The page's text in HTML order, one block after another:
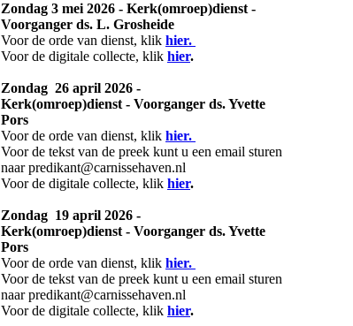
Zondag 3 mei 2026 - Kerk(omroep)dienst -
Voorganger ds. L. Grosheide
Voor de orde van dienst, klik hier.
Voor de digitale collecte, klik hier.
Zondag 26 april 2026 -
Kerk(omroep)dienst - Voorganger ds. Yvette
Pors
Voor de orde van dienst, klik hier.
Voor de tekst van de preek kunt u een email sturen
naar predikant@carnissehaven.nl
Voor de digitale collecte, klik hier.
Zondag 19 april 2026 -
Kerk(omroep)dienst - Voorganger ds. Yvette
Pors
Voor de orde van dienst, klik hier.
Voor de tekst van de preek kunt u een email sturen
naar predikant@carnissehaven.nl
Voor de digitale collecte, klik hier.